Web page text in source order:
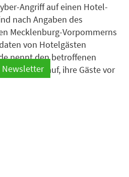
Angriff auf einen Hotel-
nach Angaben des
Mecklenburg-Vorpommerns
von Hotelgästen
nennt den betroffenen
dazu auf, ihre Gäste vor
Newsletter